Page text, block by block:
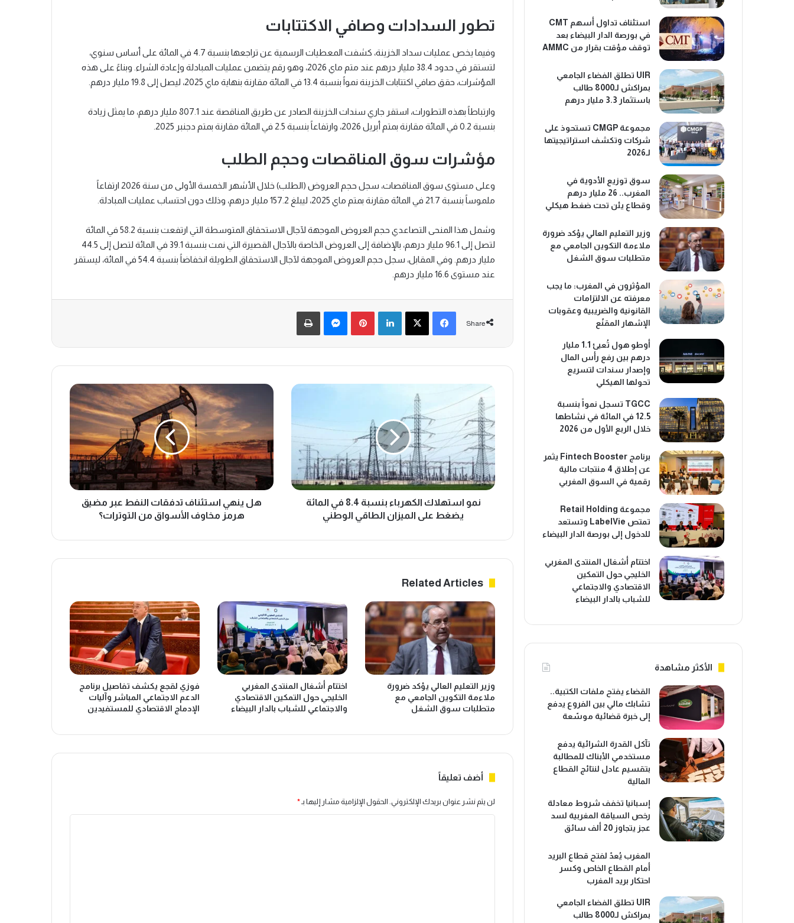
تطور السدادات وصافي الاكتتابات
وفيما يخص عمليات سداد الخزينة، كشفت المعطيات الرسمية عن تراجعها بنسبة 4.7 في المائة على أساس سنوي،
لتستقر في حدود 38.4 مليار درهم عند متم ماي 2026، وهو رقم يتضمن عمليات المبادلة وإعادة الشراء. وبناءً على هذه
المؤشرات، حقق صافي اكتتابات الخزينة نمواً بنسبة 13.4 في المائة مقارنة بنهاية ماي 2025، ليصل إلى 19.8 مليار درهم.
وارتباطاً بهذه التطورات، استقر جاري سندات الخزينة الصادر عن طريق المناقصة عند 807.1 مليار درهم، ما يمثل زيادة
بنسبة 0.2 في المائة مقارنة بمتم أبريل 2026، وارتفاعاً بنسبة 2.5 في المائة مقارنة بمتم دجنبر 2025.
مؤشرات سوق المناقصات وحجم الطلب
وعلى مستوى سوق المناقصات، سجل حجم العروض (الطلب) خلال الأشهر الخمسة الأولى من سنة 2026 ارتفاعاً
ملموساً بنسبة 21.7 في المائة مقارنة بمتم ماي 2025، ليبلغ 157.2 مليار درهم، وذلك دون احتساب عمليات المبادلة.
وشمل هذا المنحى التصاعدي حجم العروض الموجهة لآجال الاستحقاق المتوسطة التي ارتفعت بنسبة 58.2 في المائة
لتصل إلى 96.1 مليار درهم، بالإضافة إلى العروض الخاصة بالآجال القصيرة التي نمت بنسبة 39.1 في المائة لتصل إلى 44.5
مليار درهم. وفي المقابل، سجل حجم العروض الموجهة لآجال الاستحقاق الطويلة انخفاضاً بنسبة 54.4 في المائة، ليستقر
عند مستوى 16.6 مليار درهم.
Share
Facebook
X
LinkedIn
ا
س
ت
ه
ل
ا
ك
ب
ا
ء
ب
ن
س
ة
8
.
4
ف
ا
ا
ة
نمو استهلاك الكهرباء بنسبة 8.4 في المائة
يضغط على الميزان الطاقي الوطني
ه
ن
ه
ي
س
ت
ف
ا
ت
ا
ل
ن
ف
ط
ع
ر
ض
ز
هل ينهي استئناف تدفقات النفط عبر مضيق
هرمز مخاوف الأسواق من التوترات؟
Related Articles
وزير التعليم العالي يؤكد ضرورة
ملاءمة التكوين الجامعي مع
متطلبات سوق الشغل
اختتام أشغال المنتدى المغربي
الخليجي حول التمكين الاقتصادي
والاجتماعي للشباب بالدار البيضاء
فوزي لقجع يكشف تفاصيل برنامج
الدعم الاجتماعي المباشر وآليات
الإدماج الاقتصادي للمستفيدين
أضف تعليقاً
لن يتم نشر عنوان بريدك الإلكتروني. الحقول الإلزامية مشار إليها بـ*
استئناف تداول أسهم CMT
في بورصة الدار البيضاء بعد
توقف مؤقت بقرار من AMMC
UIR تطلق الفضاء الجامعي
بمراكش لـ8000 طالب
باستثمار 3.3 مليار درهم
مجموعة CMGP تستحوذ على
شركات وتكشف استراتيجيتها
لـ2026
سوق توزيع الأدوية في
المغرب.. 26 مليار درهم
وقطاع يئن تحت ضغط هيكلي
وزير التعليم العالي يؤكد ضرورة
ملاءمة التكوين الجامعي مع
متطلبات سوق الشغل
المؤثرون في المغرب: ما يجب
معرفته عن الالتزامات
القانونية والضريبية وعقوبات
الإشهار المقنّع
أوطو هول تُعبئ 1.1 مليار
درهم بين رفع رأس المال
وإصدار سندات لتسريع
تحولها الهيكلي
TGCC تسجل نمواً بنسبة
12.5 في المائة في نشاطها
خلال الربع الأول من 2026
برنامج Fintech Booster يثمر
عن إطلاق 4 منتجات مالية
رقمية في السوق المغربي
مجموعة Retail Holding
تمتص LabelVie وتستعد
للدخول إلى بورصة الدار البيضاء
اختتام أشغال المنتدى المغربي
الخليجي حول التمكين
الاقتصادي والاجتماعي
للشباب بالدار البيضاء
الأكثر مشاهدة
القضاء يفتح ملفات الكتبية..
تشابك مالي بين الفروع يدفع
إلى خبرة قضائية موسّعة
تآكل القدرة الشرائية يدفع
مستخدمي الأبناك للمطالبة
بتقسيم عادل لنتائج القطاع
المالية
إسبانيا تخفف شروط معادلة
رخص السياقة المغربية لسد
عجز يتجاوز 20 ألف سائق
المغرب يُعدّ لفتح قطاع البريد
أمام القطاع الخاص وكسر
احتكار بريد المغرب
UIR تطلق الفضاء الجامعي
بمراكش لـ8000 طالب